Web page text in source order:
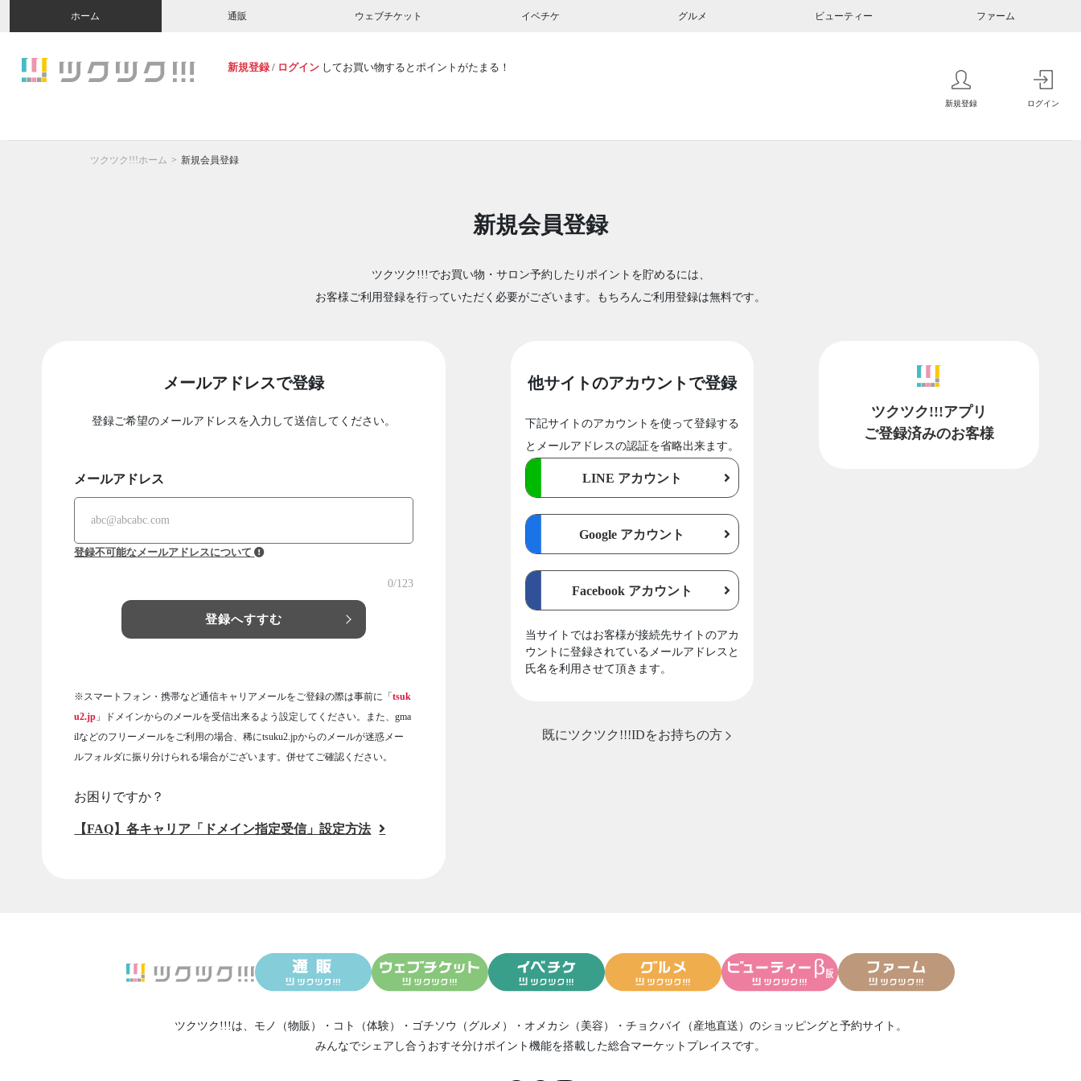
ホーム 通販 ウェブチケット イベチケ グルメ ビューティー ファーム
新規登録 / ログイン してお買い物するとポイントがたまる！
新規登録 ログイン
ツクツク!!!ホーム 新規会員登録
新規会員登録
ツクツク!!!でお買い物・サロン予約したりポイントを貯めるには、
お客様ご利用登録を行っていただく必要がございます。もちろんご利用登録は無料です。
メールアドレスで登録
登録ご希望のメールアドレスを入力して送信してください。
メールアドレス
登録不可能なメールアドレスについて
0/123
登録へすすむ
※スマートフォン・携帯など通信キャリアメールをご登録の際は事前に「tsuk
u2.jp 」ドメインからのメールを受信出来るよう設定してください。また、gma
ilなどのフリーメールをご利用の場合、稀にtsuku2.jpからのメールが迷惑メー
ルフォルダに振り分けられる場合がございます。併せてご確認ください。
お困りですか？
【FAQ】各キャリア「ドメイン指定受信」設定方法
他サイトのアカウントで登録
下記サイトのアカウントを使って登録する
とメールアドレスの認証を省略出来ます。
LINE アカウント
Google アカウント
Facebook アカウント
当サイトではお客様が接続先サイトのアカ
ウントに登録されているメールアドレスと
氏名を利用させて頂きます。
既にツクツク!!!IDをお持ちの方
ツクツク!!!アプリ
ご登録済みのお客様
ツクツク!!!は、 モノ（物販） ・ コト（体験） ・ ゴチソウ（グルメ） ・ オメカシ（美容） ・ チョクバイ（産地直送） のショッピングと予約サイト。
みんなでシェアし合う おすそ分けポイント機能を搭載した総合マーケットプレイスです。